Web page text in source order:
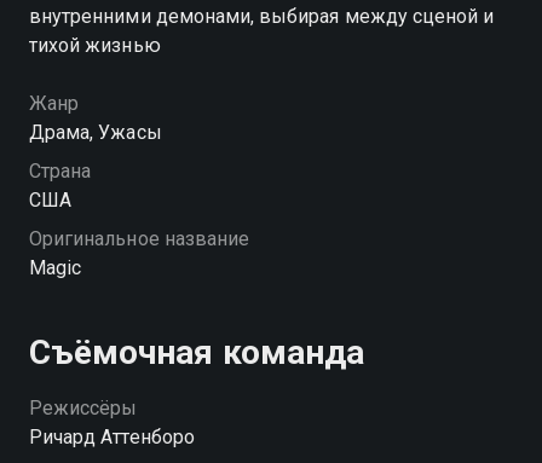
внутренними демонами, выбирая между сценой и
тихой жизнью
Жанр
Драма, Ужасы
Страна
США
Оригинальное название
Magic
Съёмочная команда
Режиссёры
Ричард Аттенборо